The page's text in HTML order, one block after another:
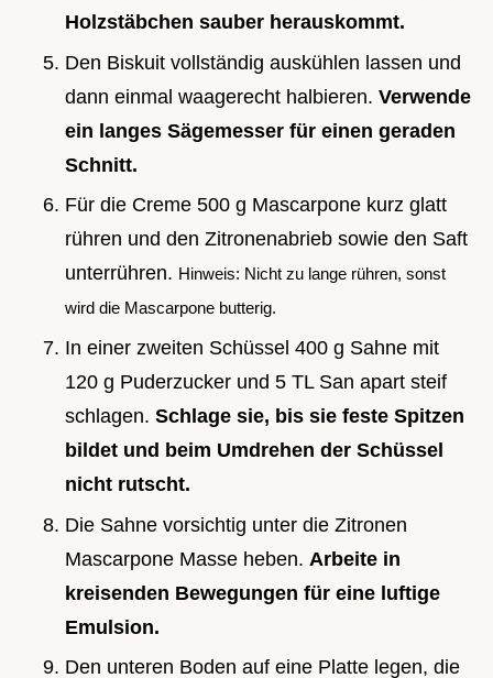
Holzstäbchen sauber herauskommt.
Den Biskuit vollständig auskühlen lassen und
dann einmal waagerecht halbieren. Verwende
ein langes Sägemesser für einen geraden
Schnitt.
Für die Creme 500 g Mascarpone kurz glatt
rühren und den Zitronenabrieb sowie den Saft
unterrühren. Hinweis: Nicht zu lange rühren, sonst
wird die Mascarpone butterig.
In einer zweiten Schüssel 400 g Sahne mit
120 g Puderzucker und 5 TL San apart steif
schlagen. Schlage sie, bis sie feste Spitzen
bildet und beim Umdrehen der Schüssel
nicht rutscht.
Die Sahne vorsichtig unter die Zitronen
Mascarpone Masse heben. Arbeite in
kreisenden Bewegungen für eine luftige
Emulsion.
Den unteren Boden auf eine Platte legen, die